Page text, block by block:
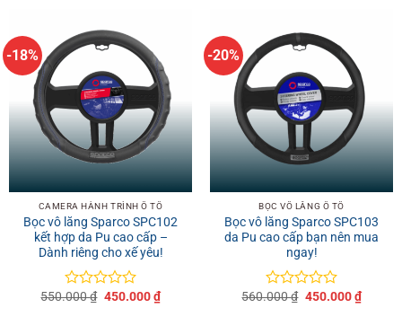
-18%
CAMERA HÀNH TRÌNH Ô TÔ
Bọc vô lăng Sparco SPC102
kết hợp da Pu cao cấp –
Dành riêng cho xế yêu!
Được
550.000₫ Giá
450.000₫Giá
hiện
-20%
BỌC VÔ LĂNG Ô TÔ
Bọc vô lăng Sparco SPC103
da Pu cao cấp bạn nên mua
ngay!
Được
560.000₫ Giá
450.000₫Giá
hiện